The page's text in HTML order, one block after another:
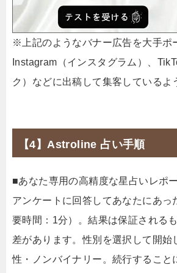
※上記のようなバナー広告を大手ポ
Instagram（インスタグラム）、
ク）などに出稿して集客しているよ
【4】Astroline 占い手順
■あなた専用の高精度な星占いレポ
アンケートに回答してあなたにあっ
要時間：1分）。結果は保証される
差があります。性別を選択して開始
性・ノンバイナリー。続行すること